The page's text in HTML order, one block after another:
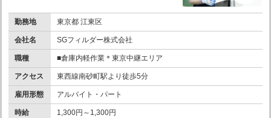
勤務地 東京都 江東区
会社名 SGフィルダー株式会社
職種 ■倉庫内軽作業＊東京中継エリア
アクセス 東西線南砂町駅より徒歩5分
雇用形態 アルバイト・パート
時給 1,300円～1,300円